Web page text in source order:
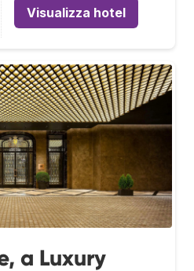
Visualizza hotel
a Luxury